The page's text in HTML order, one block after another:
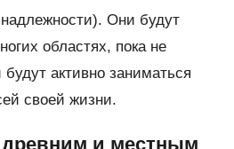
Они будут
областях, пока не
активно заниматься
своей жизни.
древним и местным